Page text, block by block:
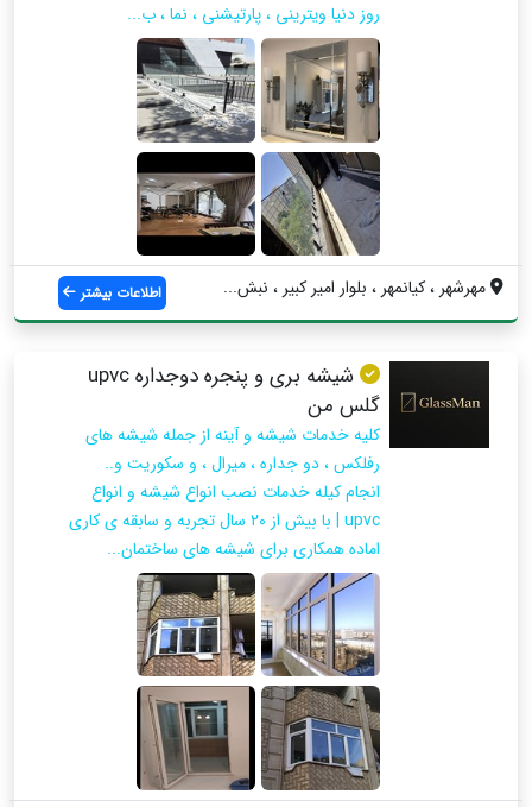
روز دنیا ویترینی ، پارتیشنی ، نما ، ب...
مهرشهر ، کیانمهر ، بلوار امیر کبیر ، نبش... اطلاعات بیشتر
شیشه بری و پنجره دوجداره upvc
گلس من
کلیه خدمات شیشه و آینه از جمله شیشه های
رفلکس ، دو جداره ، میرال ، و سکوریت و..
انجام کیله خدمات نصب انواع شیشه و انواع
upvc | با بیش از ۲۰ سال تجربه و سابقه ی کاری
اماده همکاری برای شیشه های ساختمان...